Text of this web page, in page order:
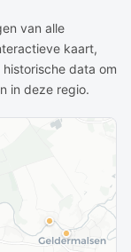
van alle
kaart,
data om
in deze regio.